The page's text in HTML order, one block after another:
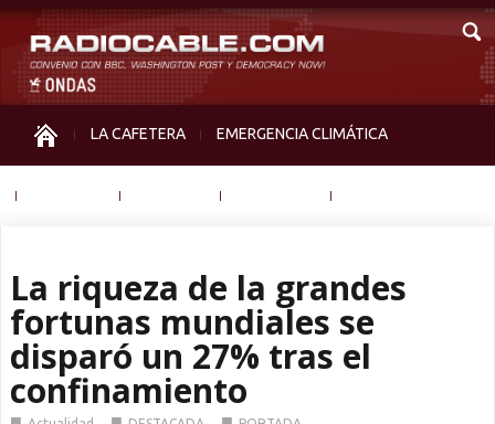
LA CAFETERA EMERGENCIA CLIMÁTICA
La riqueza de la grandes
fortunas mundiales se
disparó un 27% tras el
confinamiento